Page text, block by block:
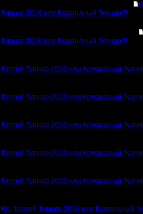
Турнир 2016 или Командный Турнир?!
Турнир 2016 или Командный Турнир?!
Третий Турнир 2016 или Командный
Третий Турнир 2016 или Командный
Третий Турнир 2016 или Командный
Третий Турнир 2016 или Командный
Третий Турнир 2016 или Командный
Re: Третий Турнир 2016 или Командный